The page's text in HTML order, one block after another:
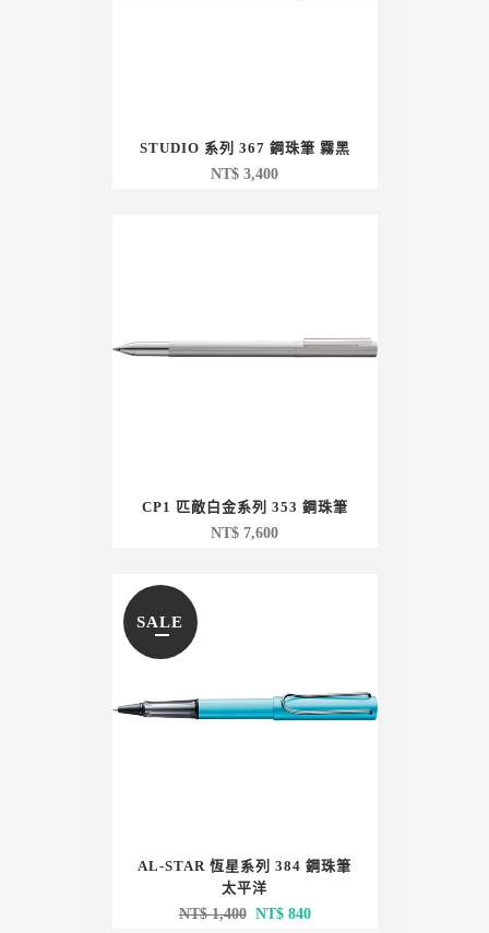
STUDIO 系列 367 鋼珠筆 霧黑
NT$ 3,400
CP1 匹敵白金系列 353 鋼珠筆
NT$ 7,600
SALE
AL-STAR 恆星系列 384 鋼珠筆
太平洋
NT$1,400 原
NT$840目